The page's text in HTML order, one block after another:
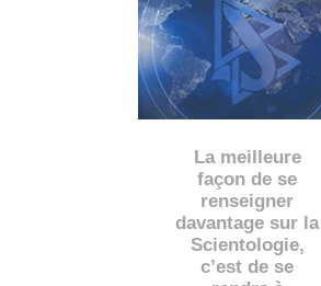
La meilleure
façon de se
renseigner
davantage sur la
Scientologie,
c’est de se